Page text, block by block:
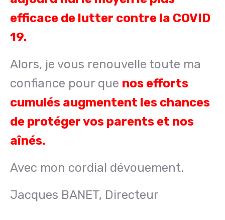
efficace de lutter contre la COVID
19.
Alors, je vous renouvelle toute ma
confiance pour que nos efforts
cumulés augmentent les chances
de protéger vos parents et nos
aînés.
Avec mon cordial dévouement.
Jacques BANET, Directeur